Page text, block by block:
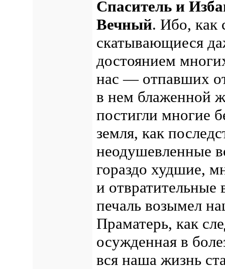
Спаситель и
Вечный. Ибо, как
скатывающиеся
достоянием
нас — отпавших
в нем блаженной
постигли многие
земля, как
неодушевленные
гораздо худшие,
и отвратительные
печаль возымел
Праматерь, как
осужденная в
вся наша жизнь